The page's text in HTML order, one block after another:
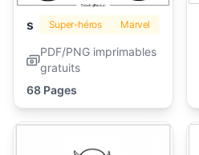
Super-héros Marvel
PDF/PNG imprimables
gratuits
68 Pages